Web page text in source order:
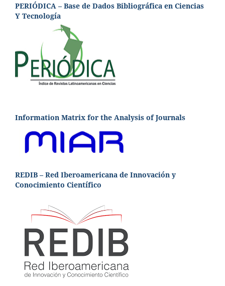
PERIÓDICA – Base de Dados Bibliográfica en Ciencias
Y Tecnología
Information Matrix for the Analysis of Journals
REDIB – Red Iberoamericana de Innovación y
Conocimiento Científico